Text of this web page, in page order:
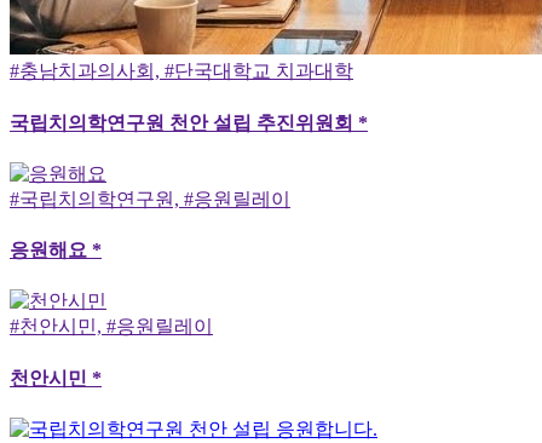
#충남치과의사회, #단국대학교 치과대학
국립치의학연구원 천안 설립 추진위원회 *
#국립치의학연구원, #응원릴레이
응원해요 *
#천안시민, #응원릴레이
천안시민 *